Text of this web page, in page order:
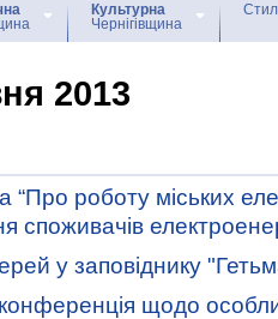
Культурна
Чернігівщина
2013
роботу міських
споживачів
у заповіднику
щодо